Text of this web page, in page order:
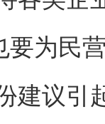
要为民
建议引